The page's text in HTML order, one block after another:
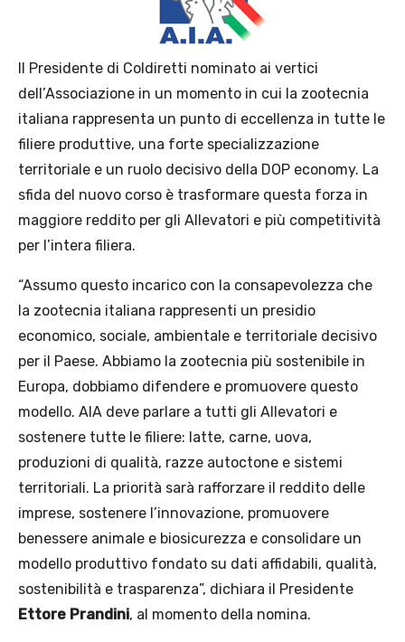
Il Presidente di Coldiretti nominato ai vertici
dell’Associazione in un momento in cui la zootecnia
italiana rappresenta un punto di eccellenza in tutte le
filiere produttive, una forte specializzazione
territoriale e un ruolo decisivo della DOP economy. La
sfida del nuovo corso è trasformare questa forza in
maggiore reddito per gli Allevatori e più competitività
per l’intera filiera.
“Assumo questo incarico con la consapevolezza che
la zootecnia italiana rappresenti un presidio
economico, sociale, ambientale e territoriale decisivo
per il Paese. Abbiamo la zootecnia più sostenibile in
Europa, dobbiamo difendere e promuovere questo
modello. AIA deve parlare a tutti gli Allevatori e
sostenere tutte le filiere: latte, carne, uova,
produzioni di qualità, razze autoctone e sistemi
territoriali. La priorità sarà rafforzare il reddito delle
imprese, sostenere l’innovazione, promuovere
benessere animale e biosicurezza e consolidare un
modello produttivo fondato su dati affidabili, qualità,
sostenibilità e trasparenza”, dichiara il Presidente
Ettore Prandini, al momento della nomina.